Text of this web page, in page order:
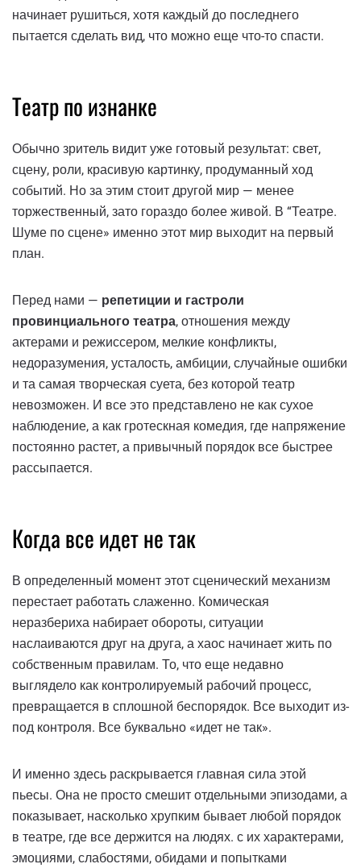
начинает рушиться, хотя каждый до последнего
пытается сделать вид, что можно еще что-то спасти.
Театр по изнанке
Обычно зритель видит уже готовый результат: свет,
сцену, роли, красивую картинку, продуманный ход
событий. Но за этим стоит другой мир — менее
торжественный, зато гораздо более живой. В “Театре.
Шуме по сцене» именно этот мир выходит на первый
план.
Перед нами — репетиции и гастроли
провинциального театра, отношения между
актерами и режиссером, мелкие конфликты,
недоразумения, усталость, амбиции, случайные ошибки
и та самая творческая суета, без которой театр
невозможен. И все это представлено не как сухое
наблюдение, а как гротескная комедия, где напряжение
постоянно растет, а привычный порядок все быстрее
рассыпается.
Когда все идет не так
В определенный момент этот сценический механизм
перестает работать слаженно. Комическая
неразбериха набирает обороты, ситуации
наслаиваются друг на друга, а хаос начинает жить по
собственным правилам. То, что еще недавно
выглядело как контролируемый рабочий процесс,
превращается в сплошной беспорядок. Все выходит из-
под контроля. Все буквально «идет не так».
И именно здесь раскрывается главная сила этой
пьесы. Она не просто смешит отдельными эпизодами, а
показывает, насколько хрупким бывает любой порядок
в театре, где все держится на людях. с их характерами,
эмоциями, слабостями, обидами и попытками